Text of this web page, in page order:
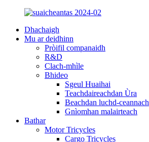
Dhachaigh
Mu ar deidhinn
Pròifil companaidh
R&D
Clach-mhìle
Bhideo
Sgeul Huaihai
Teachdaireachdan Ùra
Beachdan luchd-ceannach
Gnìomhan malairteach
Bathar
Motor Tricycles
Cargo Tricycles